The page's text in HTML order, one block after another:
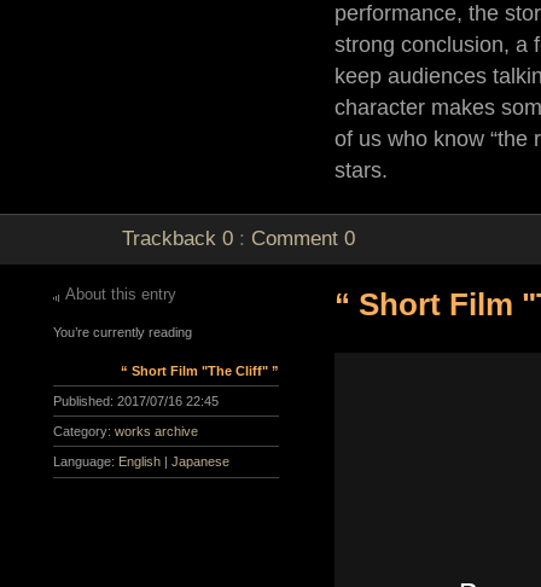
performance, the
strong conclusion, a
keep audiences
character makes
of us who know
stars.
Trackback 0 : Comment0
“ Short Film
About this entry
You’re currently reading
“ Short Film "The Cliff" ”
Published: 2017/07/16 22:45
Category: works archive
Language: English |Japanese